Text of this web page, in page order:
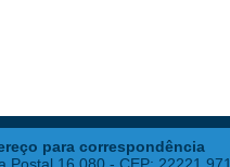
para correspondência